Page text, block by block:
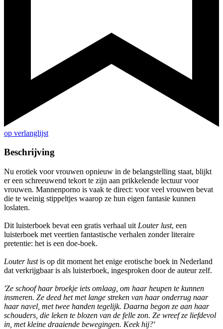
op verlanglijst
Beschrijving
Nu erotiek voor vrouwen opnieuw in de belangstelling staat, blijkt
er een schreeuwend tekort te zijn aan prikkelende lectuur voor
vrouwen. Mannenporno is vaak te direct: voor veel vrouwen bevat
die te weinig stippeltjes waarop ze hun eigen fantasie kunnen
loslaten.
Dit luisterboek bevat een gratis verhaal uit Louter lust, een
luisterboek met veertien fantastische verhalen zonder literaire
pretentie: het is een doe-boek.
Louter lustis op dit moment het enige erotische boek in Nederland
dat verkrijgbaar is als luisterboek, ingesproken door de auteur zelf.
'Ze schoof haar broekje iets omlaag, om haar heupen te kunnen
insmeren. Ze deed het met lange streken van haar onderrug naar
haar navel, met twee handen tegelijk. Daarna begon ze aan haar
schouders, die leken te blozen van de felle zon. Ze wreef ze liefdevol
in, met kleine draaiende bewegingen. Keek hij?'